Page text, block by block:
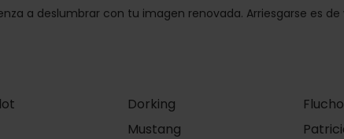
a deslumbrar con tu imagen renovada. Arriesgarse es
Dorking
Mustang